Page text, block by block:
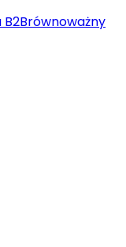
równoważny